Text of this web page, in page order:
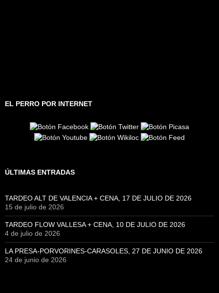
EL PERRO POR INTERNET
ÚLTIMAS ENTRADAS
TARDEO ALT DE VALENCIA + CENA, 17 DE JULIO DE 2026
15 de julio de 2026
TARDEO FLOW VALLESA + CENA, 10 DE JULIO DE 2026
4 de julio de 2026
LA PRESA-PORVORINES-CARASOLES, 27 DE JUNIO DE 2026
24 de junio de 2026